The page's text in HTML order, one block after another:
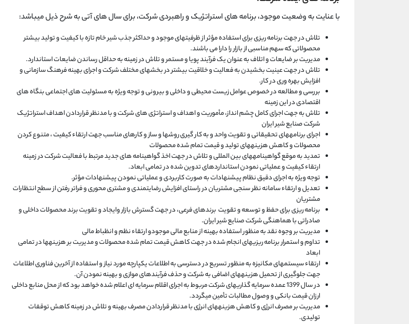
با عنایت به وضعیت موجود، برنامه های استراتژیک و راهبردی شرکت، برای سال های آتی به شرح ذیل میباشد:
تلاش در جهت برنامه ریزی برای استفاده مؤثر از ظرفیتهای موجود و حداکثر جذب شیر خام تازه با کیفیت و تولید بیشتر
محصولاتی که سهم مناسبی از بازار را دارا می باشند.
مدیریت بر ضایعات و اتلاف به عنوان یک فرآیند پویا و مستمر و تلاش در زمینه به حداقل رساندن ضایعات استاندارد.
تلاش در جهت عینیت بخشیدن به فعالیت و خلاقیت بیشتر در بخشهای مختلف شرکت و اجرای بهینه فرهنگ سازمانی و
افزایش بهره وری در کار.
بررسی و مطالعه در خصوص عوامل زیست محیطی و داخلی و بیرونی و توجه ویژه به مسئولیت های اجتماعی بنگاه های
اقتصادی در این زمینه
تلاش به جهت اجرای کامل چشم انداز، مأموریت و اهداف و استراتژی های شرکت و با مدنظر قراردادن اهداف استراتژیک
شرکت صنایع شیر ایران
اجرای برنامههای تحقیقاتی و تقویت واحد و به کار گیری روشها و ساز و کارهای مناسب جهت ارتقاء کیفیت ، متنوع کردن
محصولات و کاهش هزینههای تولید و قیمت تمام شده محصولات
تمدید به موقع گواهینامههای بین المللی و تلاش در جهت اخذ گواهینامه های جدید مرتبط با فعالیت شرکت در زمینه
ارتقاء کیفیت و عملیاتی نمودن استانداردهای تدوین شده در تمامی ابعاد.
توجه ویژه به اجرای دقیق نظام پیشنهادات به صورت کاربردی و عملیاتی نمودن پیشنهادات مؤثر.
تعدیل و ارتقاء سامانه نظر سنجی مشتریان در راستای افزایش رضایتمندی و مشتری محوری و فراتر رفتن از سطح انتظارات
مشتریان
برنامه ریزی برای حفظ و توسعه و تقویت برندهای فرعی، در جهت گسترش بازار وایجاد و تقویت برند محصولات داخلی و
صادراتی با هماهنگی شرکت صنایع شیر ایران.
مدیریت بر وجوه نقد به منظور استفاده بهینه از منابع مالی موجودو ارتقاء نظم و انظباط مالی
تداوم و استمرار برنامه ریزیهای انجام شده در جهت کاهش قیمت تمام شده محصولات و مدیریت بر هزینهها در تمامی
ابعاد
ارتقاء سیستمهای مکانیزه به منظور تسریع در دسترسی به اطلاعات یکپارچه مورد نیاز و استفاده از آخرین فناوری اطلاعات
جهت جلوگیری از تحمیل هزینههای اضافی به شرکت و حذف فرآیندهای موازی و بهینه نمودن آن.
در سال 1399 عمده سرمایه گذاریهای شرکت مربوط به اجرای اقلام سرمایه ای اعلام شده خواهد بود که از محل منابع داخلی
ارزان قیمت بانکی و وصول مطالبات تأمین میگردد.
مدیریت بر مصرف انرژی و کاهش هزینههای انرژی با مدنظر قراردادن مصرف بهینه و تلاش در زمینه کاهش توقفات
تولیدی.